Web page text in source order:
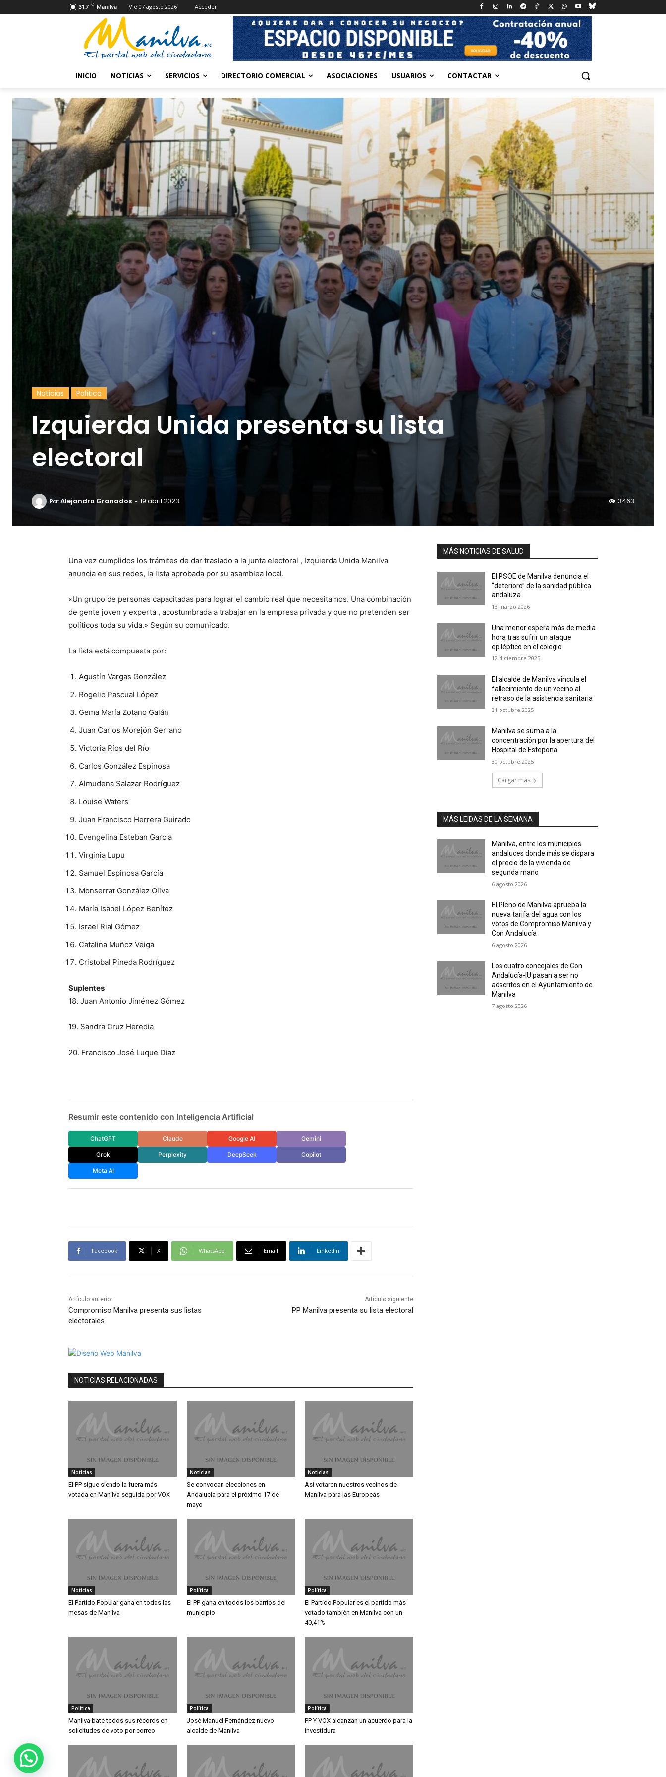
31.7 C Manilva Vie 07 agosto 2026 Acceder
INICIO NOTICIAS SERVICIOS DIRECTORIO COMERCIAL ASOCIACIONES USUARIOS CONTACTAR
Noticias Política
Izquierda Unida presenta su lista
electoral
Por:Alejandro Granados - 19 abril 2023 3463
Una vez cumplidos los trámites de dar traslado a la junta electoral , Izquierda Unida Manilva
anuncia en sus redes, la lista aprobada por su asamblea local.
«Un grupo de personas capacitadas para lograr el cambio real que necesitamos. Una combinación
de gente joven y experta , acostumbrada a trabajar en la empresa privada y que no pretenden ser
políticos toda su vida.» Según su comunicado.
La lista está compuesta por:
Agustín Vargas González
Rogelio Pascual López
Gema María Zotano Galán
Juan Carlos Morejón Serrano
Victoria Ríos del Río
Carlos González Espinosa
Almudena Salazar Rodríguez
Louise Waters
Juan Francisco Herrera Guirado
Evengelina Esteban García
Virginia Lupu
Samuel Espinosa García
Monserrat González Oliva
María Isabel López Benítez
Israel Rial Gómez
Catalina Muñoz Veiga
Cristobal Pineda Rodríguez
Suplentes
18. Juan Antonio Jiménez Gómez
19. Sandra Cruz Heredia
20. Francisco José Luque Díaz
Resumir este contenido con Inteligencia Artificial
ChatGPT Claude Google AI Gemini
Grok Perplexity DeepSeek Copilot
Meta AI
Facebook X WhatsApp Email Linkedin
Artículo anterior
Compromiso Manilva presenta sus listas
electorales
Artículo siguiente
PP Manilva presenta su lista electoral
NOTICIAS RELACIONADAS
Noticias
El PP sigue siendo la fuera más
votada en Manilva seguida por VOX
Noticias
Se convocan elecciones en
Andalucía para el próximo 17 de
mayo
Noticias
Así votaron nuestros vecinos de
Manilva para las Europeas
Noticias
El Partido Popular gana en todas las
mesas de Manilva
Política
El PP gana en todos los barrios del
municipio
Política
El Partido Popular es el partido más
votado también en Manilva con un
40,41%
Política
Manilva bate todos sus récords en
solicitudes de voto por correo
Política
José Manuel Fernández nuevo
alcalde de Manilva
Política
PP Y VOX alcanzan un acuerdo para la
investidura
MÁS NOTICIAS DE SALUD
El PSOE de Manilva denuncia el
“deterioro” de la sanidad pública
andaluza
13 marzo 2026
Una menor espera más de media
hora tras sufrir un ataque
epiléptico en el colegio
12 diciembre 2025
El alcalde de Manilva vincula el
fallecimiento de un vecino al
retraso de la asistencia sanitaria
31 octubre 2025
Manilva se suma a la
concentración por la apertura del
Hospital de Estepona
30 octubre 2025
Cargar más
MÁS LEIDAS DE LA SEMANA
Manilva, entre los municipios
andaluces donde más se dispara
el precio de la vivienda de
segunda mano
6 agosto 2026
El Pleno de Manilva aprueba la
nueva tarifa del agua con los
votos de Compromiso Manilva y
Con Andalucía
6 agosto 2026
Los cuatro concejales de Con
Andalucía-IU pasan a ser no
adscritos en el Ayuntamiento de
Manilva
7 agosto 2026